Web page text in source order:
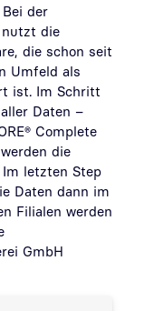
der
nutzt die
die schon seit
Umfeld als
ist. Im Schritt
Daten –
Complete
die
letzten Step
Daten dann im
Filialen werden
GmbH